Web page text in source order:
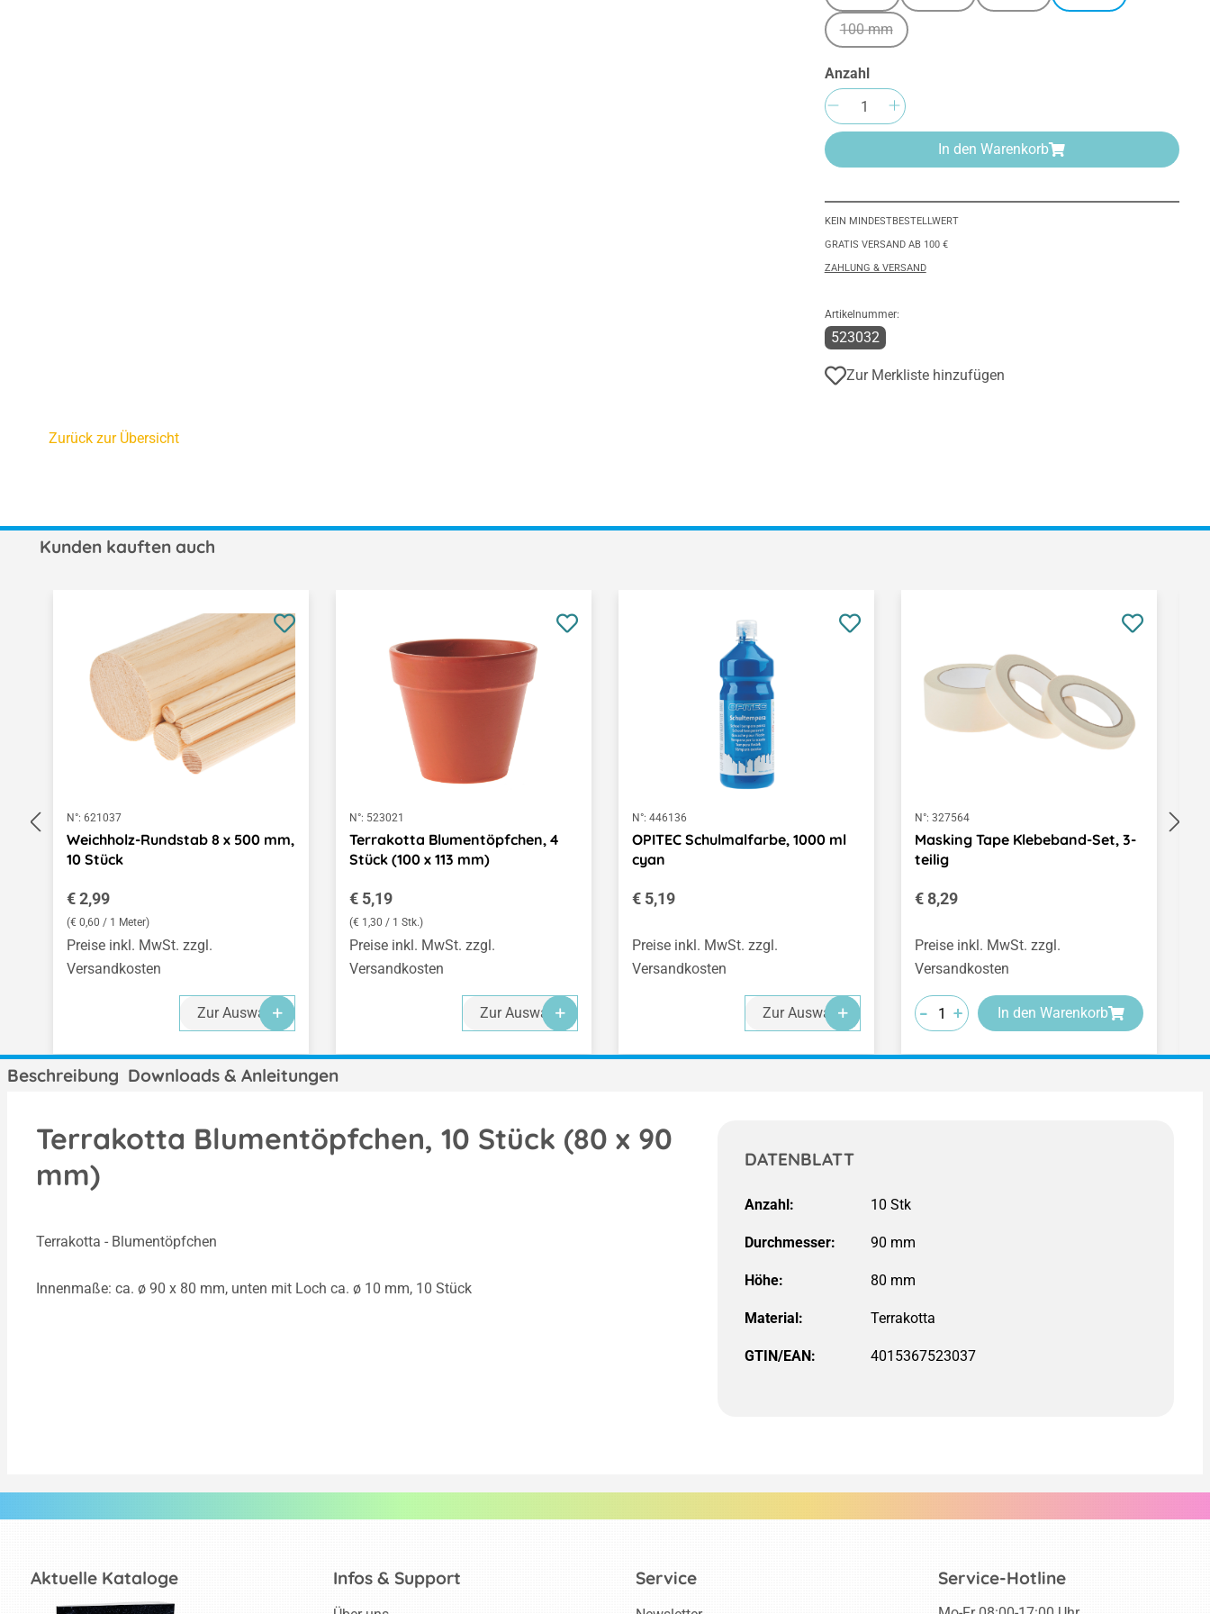
100 mm(Diese Option ist zurzeit nicht verfügbar.)
Anzahl
Produkt Anzahl: Gib den gewünschten
In den Warenkorb
KEIN MINDESTBESTELLWERT
GRATIS VERSAND AB 100 €
ZAHLUNG & VERSAND
Artikelnummer:
523032
Zur Merkliste hinzufügen
Zurück zur Übersicht
Kunden kauften auch
N°: 621037
Weichholz-Rundstab 8 x 500 mm,
10 Stück
Regulärer Preis:
€ 2,99
(€ 0,60 / 1 Meter)
Preise inkl. MwSt. zzgl.
Versandkosten
Zur Auswahl
N°: 523021
Terrakotta Blumentöpfchen, 4
Stück (100 x 113 mm)
Regulärer Preis:
€ 5,19
(€ 1,30 / 1 Stk.)
Preise inkl. MwSt. zzgl.
Versandkosten
Zur Auswahl
N°: 446136
OPITEC Schulmalfarbe, 1000 ml
cyan
Regulärer Preis:
€ 5,19
Preise inkl. MwSt. zzgl.
Versandkosten
Zur Auswahl
N°: 327564
Masking Tape Klebeband-Set, 3-
teilig
Regulärer Preis:
€ 8,29
Preise inkl. MwSt. zzgl.
Versandkosten
-
-
- +
+
+ In den Warenkorb
Beschreibung Downloads & Anleitungen
Terrakotta Blumentöpfchen, 10 Stück (80 x 90
mm)
Terrakotta - Blumentöpfchen
Innenmaße: ca. ø 90 x 80 mm, unten mit Loch ca. ø 10 mm, 10 Stück
DATENBLATT
Anzahl:
Durchmesser: 90 mm
Höhe:
Material: Terrakotta
GTIN/EAN: 4015367523037
Aktuelle Kataloge Service-Hotline
Infos & Support Service